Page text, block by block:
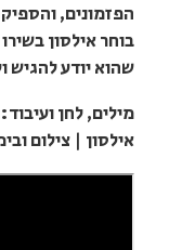
הפזמונים,
בוחר אילסון
שהוא יודע להגיש
מילים, לחן
אילסון | צילום